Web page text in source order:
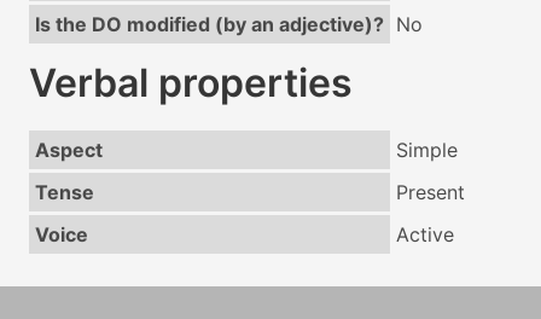
Is the DO modified (by an adjective)? No
Verbal properties
Aspect
Simple
Tense
Present
Voice
Active